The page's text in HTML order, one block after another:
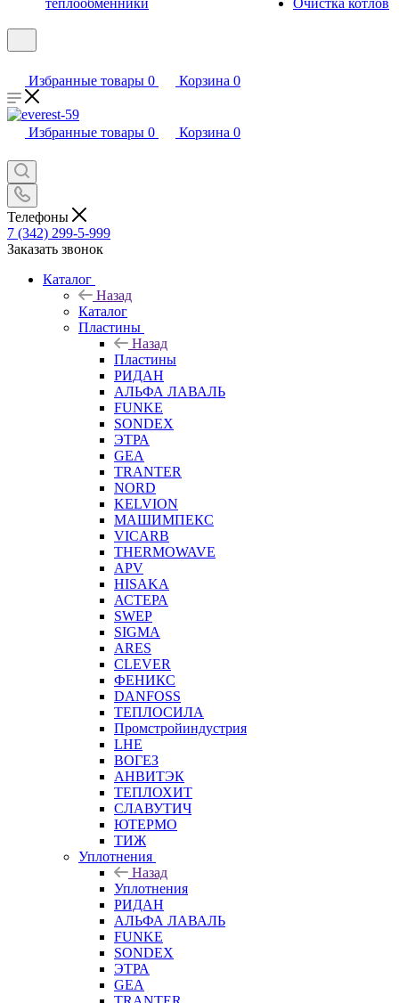
теплообменники
Очистка котлов
Избранные товары 0 Корзина 0
Избранные товары 0 Корзина 0
Телефоны
7 (342) 299-5-999
Заказать звонок
Каталог
Назад
Каталог
Пластины
Назад
Пластины
РИДАН
АЛЬФА ЛАВАЛЬ
FUNKE
SONDEX
ЭТРА
GEA
TRANTER
NORD
KELVION
МАШИМПЕКС
VICARB
THERMOWAVE
APV
HISAKA
АСТЕРА
SWEP
SIGMA
ARES
CLEVER
ФЕНИКС
DANFOSS
ТЕПЛОСИЛА
Промстройиндустрия
LHE
ВОГЕЗ
АНВИТЭК
ТЕПЛОХИТ
СЛАВУТИЧ
ЮТЕРМО
ТИЖ
Уплотнения
Назад
Уплотнения
РИДАН
АЛЬФА ЛАВАЛЬ
FUNKE
SONDEX
ЭТРА
GEA